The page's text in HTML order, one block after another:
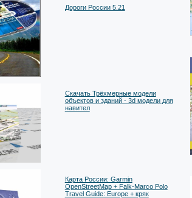
Дороги России 5.21
Скачать Трёхмерные модели
объектов и зданий - 3d модели для
навител
Карта России: Garmin
OpenStreetMap + Falk-Marco Polo
Travel Guide: Europe + кряк